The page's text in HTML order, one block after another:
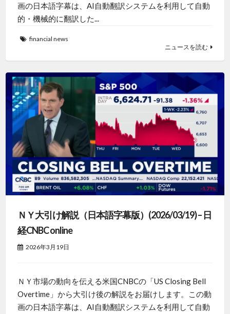
画の日本語字幕は、AI自動翻訳システムを利用して自動
的・機械的に翻訳した...
financial news
ニュースを読む
ＮＹ大引け解説（日本語字幕版）(2026/03/19) – 日
経CNBC online
2026年3月19日
ＮＹ市場の動向を伝える米国CNBCの「US Closing Bell
Overtime」から大引け後の解説をお届けします。この動
画の日本語字幕は、AI自動翻訳システムを利用して自動